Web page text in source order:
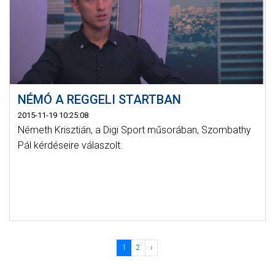
NÉMÓ A REGGELI STARTBAN
2015-11-19 10:25:08
Németh Krisztián, a Digi Sport műsorában, Szombathy
Pál kérdéseire válaszolt.
1 2 ›